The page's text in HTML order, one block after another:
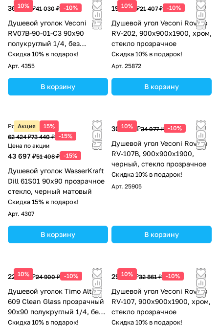
10%
36 927 ₽41 030 ₽ -10%
Душевой уголок Veconi
RV07B-90-01-C3 90x90
полукруглый 1/4, без
поддона, прозрачное стекло,
черный матовый
Скидка 10% в подарок!
Арт. 4355
В корзину
10%
19 266 ₽21 407 ₽ -10%
Душевой угол Veconi Rovigo
RV-202, 900x900x1900, хром,
стекло прозрачное
Скидка 10% в подарок!
Арт. 25872
В корзину
Акция 15%
Розничная цена
62 424 ₽73 440 ₽ -15%
Цена по акции
43 697 ₽51 408 ₽ -15%
Душевой уголок WasserKraft
Dill 61S01 90х90 прозрачное
стекло, черный матовый
Скидка 15% в подарок!
Арт. 4307
В корзину
10%
30 669 ₽34 077 ₽ -10%
Душевой угол Veconi Rovigo
RV-107B, 900x900x1900,
черный, стекло прозрачное
Скидка 10% в подарок!
Арт. 25905
В корзину
10%
22 410 ₽24 900 ₽ -10%
Душевой уголок Timo Altti
609 Clean Glass прозрачный
90х90 полукруглый 1/4, без
поддона, хром
Скидка 10% в подарок!
10%
29 575 ₽32 861 ₽ -10%
Душевой угол Veconi Rovigo
RV-107, 900x900x1900, хром,
стекло прозрачное
Скидка 10% в подарок!